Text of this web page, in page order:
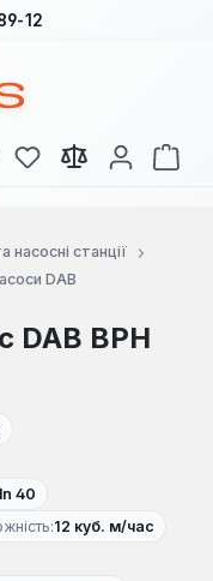
12
У вас є 0 у списку
насосні станції
DAB
DAB BPH
40
12 куб. м/час